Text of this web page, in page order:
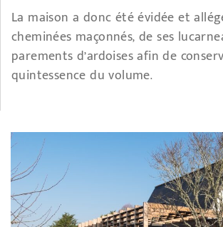
La maison a donc été évidée et
cheminées maçonnés, de ses
parements d’ardoises afin de
quintessence du volume.